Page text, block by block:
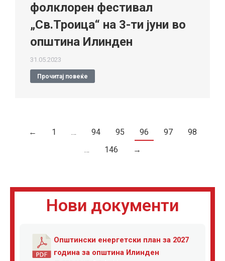
фолклорен фестивал
„Св.Троица“ на 3-ти јуни во
општина Илинден
31.05.2023
Прочитај повеќе
← 1 … 94 95 96 97
98
…
146 →
Нови документи
Општински енергетски план за 2027
година за општина Илинден